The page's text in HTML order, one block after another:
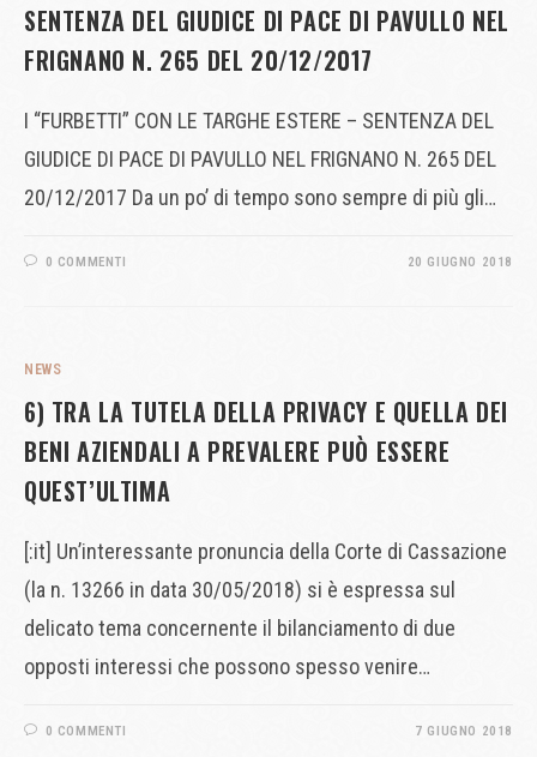
SENTENZA DEL GIUDICE DI PACE DI PAVULLO NEL
FRIGNANO N. 265 DEL 20/12/2017
I “FURBETTI” CON LE TARGHE ESTERE – SENTENZA DEL
GIUDICE DI PACE DI PAVULLO NEL FRIGNANO N. 265 DEL
20/12/2017 Da un po’ di tempo sono sempre di più gli…
0 COMMENTI 20 GIUGNO 2018
NEWS
6) TRA LA TUTELA DELLA PRIVACY E QUELLA DEI
BENI AZIENDALI A PREVALERE PUÒ ESSERE
QUEST’ULTIMA
[:it] Un’interessante pronuncia della Corte di Cassazione
(la n. 13266 in data 30/05/2018) si è espressa sul
delicato tema concernente il bilanciamento di due
opposti interessi che possono spesso venire…
0 COMMENTI 7 GIUGNO 2018